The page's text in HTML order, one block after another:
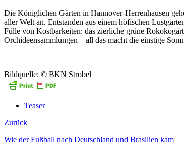
Die Königlichen Gärten in Hannover-Herrenhausen
aller Welt an. Entstanden aus einem höfischen
Fülle von Kostbarkeiten: das zierliche grüne
Orchideensammlungen – all das macht die einstige
Bildquelle: © BKN Strobel
Teaser
Zurück
Wie der Fußball nach Deutschland und Brasilien kam